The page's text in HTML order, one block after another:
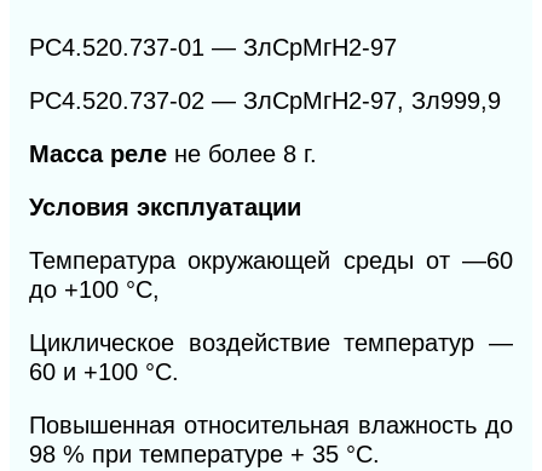
РС4.520.737-01 — ЗлСрМгН2-97
РС4.520.737-02 — ЗлСрМгН2-97, Зл999,9
Масса реле не более 8 г.
Условия эксплуатации
Температура окружающей среды от —60
до +100 °С,
Циклическое воздействие температур —
60 и +100 °С.
Повышенная относительная влажность до
98 % при температуре + 35 °С.